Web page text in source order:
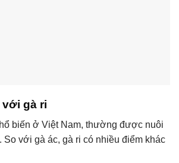
với gà ri
biến ở Việt Nam, thường được nuôi
So với gà ác, gà ri có nhiều điểm khác